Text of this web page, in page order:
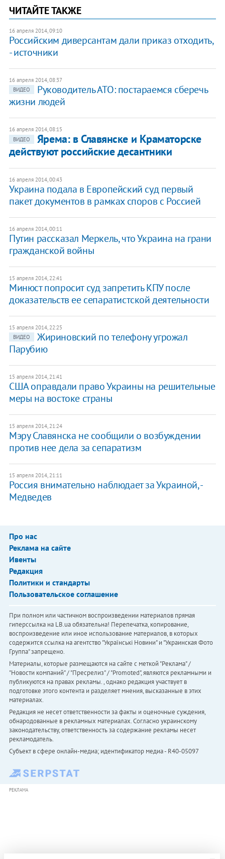
ЧИТАЙТЕ ТАКЖЕ
16 апреля 2014, 09:10
Российским диверсантам дали приказ отходить,
- источники
16 апреля 2014, 08:37
ВИДЕО
Руководитель АТО: постараемся сберечь
жизни людей
16 апреля 2014, 08:15
ВИДЕО
Ярема: в Славянске и Краматорске
действуют российские десантники
16 апреля 2014, 00:43
Украина подала в Европейский суд первый
пакет документов в рамках споров с Россией
16 апреля 2014, 00:11
Путин рассказал Меркель, что Украина на грани
гражданской войны
15 апреля 2014, 22:41
Минюст попросит суд запретить КПУ после
доказательств ее сепаратистской деятельности
15 апреля 2014, 22:25
ВИДЕО
Жириновский по телефону угрожал
Парубию
15 апреля 2014, 21:41
США оправдали право Украины на решительные
меры на востоке страны
15 апреля 2014, 21:24
Мэру Славянска не сообщили о возбуждении
против нее дела за сепаратизм
15 апреля 2014, 21:11
Россия внимательно наблюдает за Украиной, -
Медведев
Про нас
Реклама на сайте
Ивенты
Редакция
Политики и стандарты
Пользовательское соглашение
При полном или частичном воспроизведении материалов прямая
гиперссылка на LB.ua обязательна! Перепечатка, копирование,
воспроизведение или иное использование материалов, в которых
содержится ссылка на агентство "Українськi Новини" и "Украинская Фото
Группа" запрещено.
Материалы, которые размещаются на сайте с меткой "Реклама" /
"Новости компаний" / "Пресрелиз" / "Promoted", являются рекламными и
публикуются на правах рекламы. , однако редакция участвует в
подготовке этого контента и разделяет мнения, высказанные в этих
материалах.
Редакция не несет ответственности за факты и оценочные суждения,
обнародованные в рекламных материалах. Согласно украинскому
законодательству, ответственность за содержание рекламы несет
рекламодатель.
Субъект в сфере онлайн-медиа; идентификатор медиа - R40-05097
РЕКЛАМА